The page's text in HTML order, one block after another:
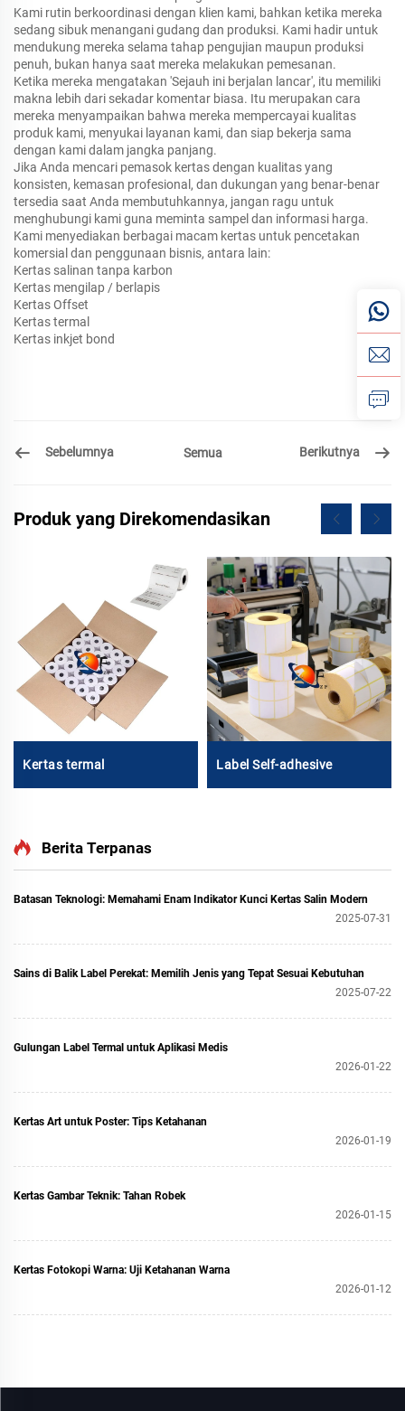
Kami rutin berkoordinasi dengan klien kami, bahkan ketika mereka
sedang sibuk menangani gudang dan produksi. Kami hadir untuk
mendukung mereka selama tahap pengujian maupun produksi
penuh, bukan hanya saat mereka melakukan pemesanan.
Ketika mereka mengatakan 'Sejauh ini berjalan lancar', itu memiliki
makna lebih dari sekadar komentar biasa. Itu merupakan cara
mereka menyampaikan bahwa mereka mempercayai kualitas
produk kami, menyukai layanan kami, dan siap bekerja sama
dengan kami dalam jangka panjang.
Jika Anda mencari pemasok kertas dengan kualitas yang
konsisten, kemasan profesional, dan dukungan yang benar-benar
tersedia saat Anda membutuhkannya, jangan ragu untuk
menghubungi kami guna meminta sampel dan informasi harga.
Kami menyediakan berbagai macam kertas untuk pencetakan
komersial dan penggunaan bisnis, antara lain:
Kertas salinan tanpa karbon
Kertas mengilap / berlapis
Kertas Offset
Kertas termal
Kertas inkjet bond
Sebelumnya Semua Berikutnya
Produk yang Direkomendasikan
Kertas termal Label Self-adhesive
Berita Terpanas
Batasan Teknologi: Memahami Enam Indikator Kunci Kertas Salin Modern
2025-07-31
Sains di Balik Label Perekat: Memilih Jenis yang Tepat Sesuai Kebutuhan
2025-07-22
Gulungan Label Termal untuk Aplikasi Medis
2026-01-22
Kertas Art untuk Poster: Tips Ketahanan
2026-01-19
Kertas Gambar Teknik: Tahan Robek
2026-01-15
Kertas Fotokopi Warna: Uji Ketahanan Warna
2026-01-12